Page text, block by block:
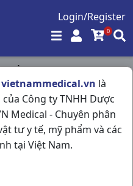
Login/Register
0
vietnammedical.vn là
Công ty TNHH Dược
Medical - Chuyên phân
tư y tế, mỹ phẩm và các
tại Việt Nam.
Bổ /
USA